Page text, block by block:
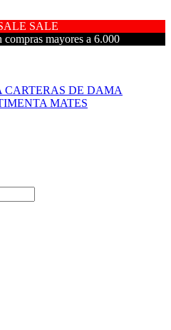
SALE
mayores a 6.000
CARTERAS DE DAMA
MATES